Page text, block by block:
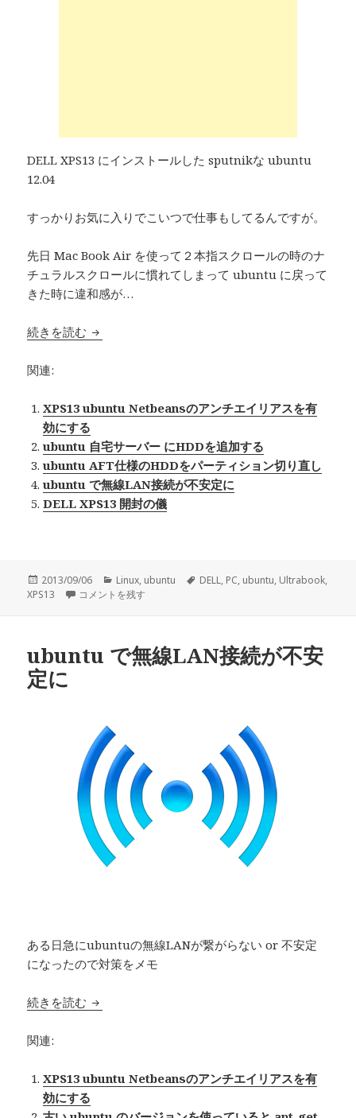
DELL XPS13 にインストールした sputnikな ubuntu
12.04
すっかりお気に入りでこいつで仕事もしてるんですが。
先日 Mac Book Air を使って２本指スクロールの時のナ
チュラルスクロールに慣れてしまって ubuntu に戻って
きた時に違和感が…
続きを読む XPS13 Ubuntu 12.04 でナチュラルスクロールを
関連:
XPS13 ubuntu Netbeansのアンチエイリアスを有
効にする
ubuntu 自宅サーバー にHDDを追加する
ubuntu AFT仕様のHDDをパーティション切り直し
ubuntu で無線LAN接続が不安定に
DELL XPS13 開封の儀
投
稿
2013/09/06
カ
テ
Linux, ubuntu
タ
DELL, PC, ubuntu, Ultrabook,
XPS13
XPS13 Ubuntu 12.04 でナチュラルスクロールを有効にする に
コメントを残す
ubuntu で無線LAN接続が不安
定に
ある日急にubuntuの無線LANが繋がらない or 不安定
になったので対策をメモ
続きを読む ubuntu で無線LAN接続が不安定に
関連:
XPS13 ubuntu Netbeansのアンチエイリアスを有
効にする